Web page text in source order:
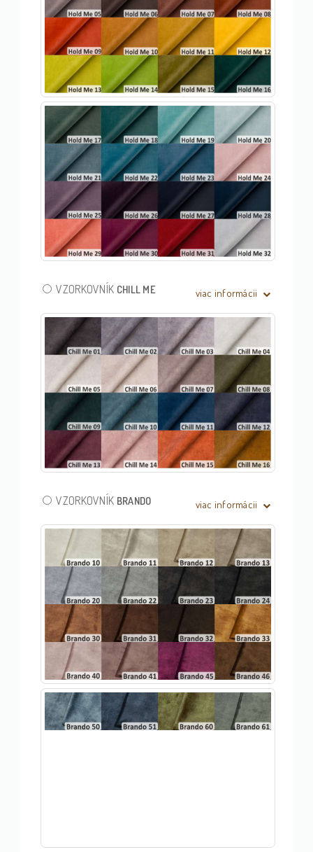
VZORKOVNÍK CHILL ME viac informácii
VZORKOVNÍK BRANDO viac informácii